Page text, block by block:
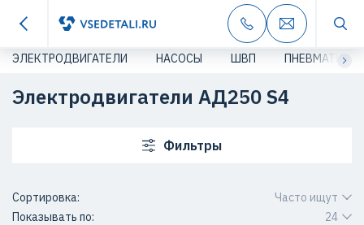
ЭЛЕКТРОДВИГАТЕЛИ НАСОСЫ ШВП ПНЕВМАТИКА
Электродвигатели АД250 S4
Фильтры
Сортировка:
Часто ищут
Показывать по:
24